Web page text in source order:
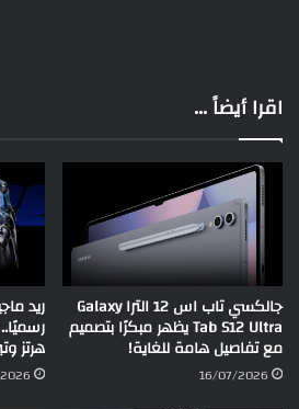
اقرا أيضاً ...
جالكسي تاب اس 12 الترا Galaxy
Tab S12 Ultra يظهر مبكرًا بتصميم
مع تفاصيل هامة للغاية!
16/07/2026
هرتز